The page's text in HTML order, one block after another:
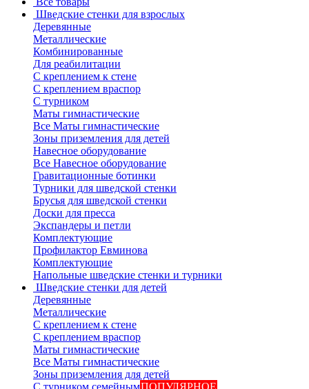
Шведские стенки для взрослых
Деревянные
Металлические
Комбинированные
Для реабилитации
С креплением к стене
С креплением враспор
С турником
Маты гимнастические
Все Маты гимнастические
Зоны приземления для детей
Навесное оборудование
Все Навесное оборудование
Гравитационные ботинки
Турники для шведской стенки
Брусья для шведской стенки
Доски для пресса
Экспандеры и петли
Комплектующие
Профилактор Евминова
Комплектующие
Напольные шведские стенки и турники
Шведские стенки для детей
Деревянные
Металлические
С креплением к стене
С креплением враспор
Маты гимнастические
Все Маты гимнастические
Зоны приземления для детей
С турником семейнымПОПУЛЯРНОЕ